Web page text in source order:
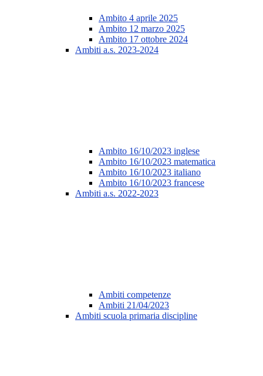
Ambito 4 aprile 2025
Ambito 12 marzo 2025
Ambito 17 ottobre 2024
Ambiti a.s. 2023-2024
Ambito 16/10/2023 inglese
Ambito 16/10/2023 matematica
Ambito 16/10/2023 italiano
Ambito 16/10/2023 francese
Ambiti a.s. 2022-2023
Ambiti competenze
Ambiti 21/04/2023
Ambiti scuola primaria discipline